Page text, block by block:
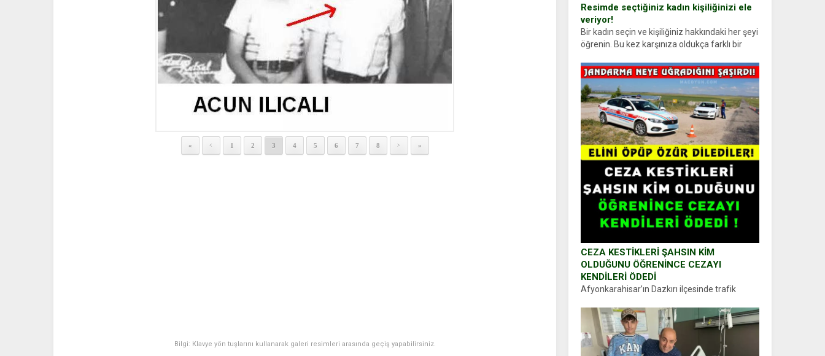
Resimde seçtiğiniz kadın kişiliğinizi ele
veriyor!
Bir kadın seçin ve kişiliğiniz hakkındaki her şeyi
öğrenin. Bu kez karşınıza oldukça farklı bir
kadın figürlerinden dikkatinizi en...
CEZA KESTİKLERİ ŞAHSIN KİM
OLDUĞUNU ÖĞRENİNCE CEZAYI
KENDİLERİ ÖDEDİ
Afyonkarahisar’ın Dazkırı ilçesinde trafik
durdurdukları bir otomobilin sürücüsünden
ehliyet ve ruhsat sorup belgelerini istedi.
Sürücü Abdurrahman Ö.nün verdiği evraklarda
eksik olduğunu...
« < 1 2 3 4 5 6 7 8 > »
Bilgi: Klavye yön tuşlarını kullanarak galeri resimleri arasında geçiş yapabilirsiniz.